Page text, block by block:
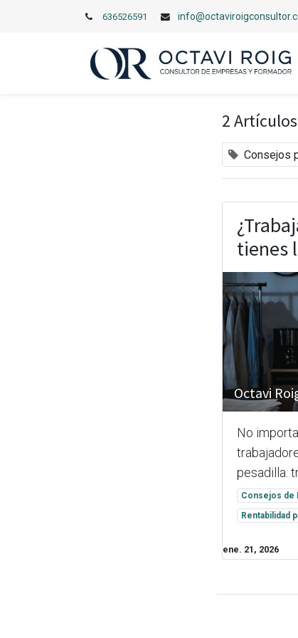
636526591
2 Artículos
Consejos
tienes
Octavi
No
pesadilla:
Consejos de
Rentabilidad
ene. 21, 2026